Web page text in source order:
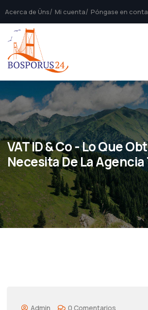
Acerca de Üns Mi cuenta Póngase en
VAT ID & Co - Lo Que
Necesita De La
Admin 0 Comentarios